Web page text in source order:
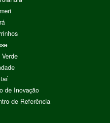
de Inovação
de Referência